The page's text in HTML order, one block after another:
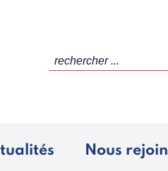
rechercher ...
Nous